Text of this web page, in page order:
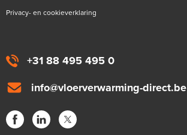
+31 88 495 495 0
info@vloerverwarming-direct.be
Privacy- en cookieverklaring